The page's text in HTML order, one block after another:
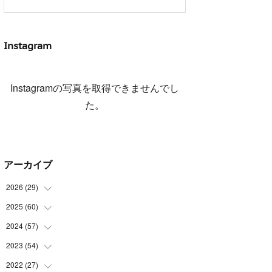
Instagram
Instagramの写真を取得できませんでし
た。
アーカイブ
2026 (29)
(5
(3
(7
(6
2025 (60)
(3
(3
(3
2024 (57)
(4
(5
2023 (54)
(6
2022 (27)